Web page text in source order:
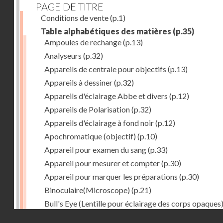
PAGE DE TITRE
Conditions de vente(p.1)
Table alphabétiques des matières (p.35)
Ampoules de rechange(p.13)
Analyseurs (p.32)
Appareils de centrale pour objectifs (p.13)
Appareils à dessiner(p.32)
Appareils d'éclairage Abbe et divers (p.12)
Appareils de Polarisation(p.32)
Appareils d'éclairage à fond noir(p.12)
Apochromatique (objectif) (p.10)
Appareil pour examen du sang(p.33)
Appareil pour mesurer et compter(p.30)
Appareil pour marquer les préparations (p.30)
Binoculaire(Microscope) (p.21)
Bull's Eye (Lentille pour éclairage des corps opaques)
(p.27)